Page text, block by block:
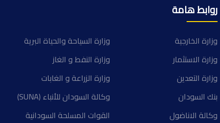
روابط هامة
وزارة الخارجية
وزارة السياحة والحياة البرية
وزارة الاستثمار
وزارة النفط و الغاز
وزارة التعدين
وزارة الزراعة و الغابات
بنك السودان
وكالة السودان للأنباء (SUNA)
وكالة الاناضول
القوات المسلحة السودانية